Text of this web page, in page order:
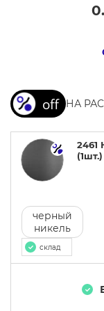
НА
2461
(1шт.)
черный
никель
склад